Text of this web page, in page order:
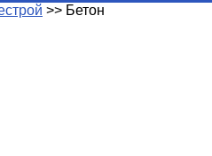
>> Бетон